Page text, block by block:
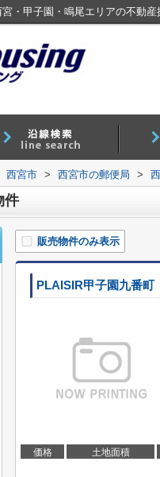
・甲子園・鳴尾エリアの不動
西宮市 > 西宮市の郵便局 >
件
販売物件のみ表示
PLAISIR甲子園九番町
価格 土地面積